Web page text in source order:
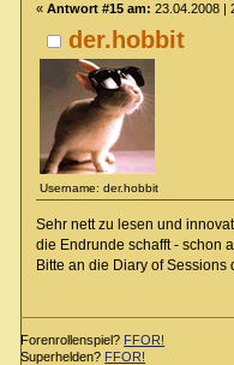
der.hobbit
Username: der.hobbit
« Antwort #15 am: 23.04.2008 |
Sehr nett zu lesen und
die Endrunde schafft - schon
Bitte an die Diary of Sessions
Forenrollenspiel? FFOR!
Superhelden? FFOR!